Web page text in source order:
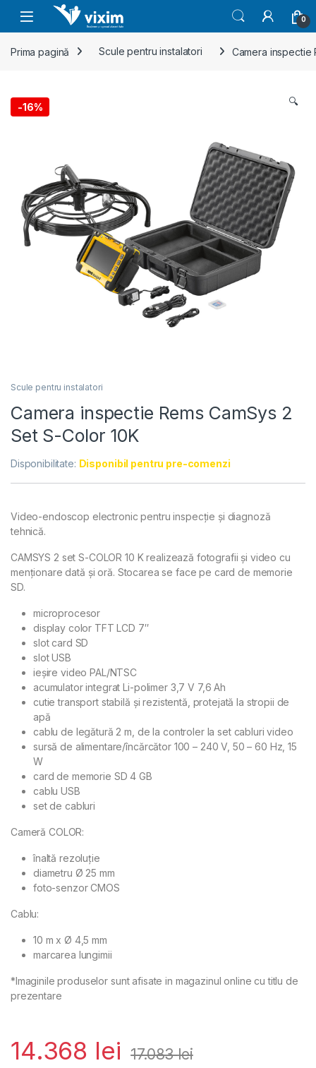
Skip to navigation
Skip to content
0
Prima pagină Scule pentru instalatori Camera inspectie
-16% 🔍
Scule pentru instalatori
Camera inspectie Rems CamSys 2
Set S-Color 10K
Disponibilitate: Disponibil pentru pre-comenzi
Video-endoscop electronic pentru inspecție și diagnoză
tehnică.
CAMSYS 2 set S-COLOR 10 K realizează fotografii și video cu
menționare dată și oră. Stocarea se face pe card de memorie
SD.
microprocesor
display color TFT LCD 7″
slot card SD
slot USB
ieșire video PAL/NTSC
acumulator integrat Li-polimer 3,7 V 7,6 Ah
cutie transport stabilă și rezistentă, protejată la stropii de
apă
cablu de legătură 2 m, de la controler la set cabluri video
sursă de alimentare/încărcător 100 – 240 V, 50 – 60 Hz, 15
W
card de memorie SD 4 GB
cablu USB
set de cabluri
Cameră COLOR:
înaltă rezoluție
diametru Ø 25 mm
foto-senzor CMOS
Cablu:
10 m x Ø 4,5 mm
marcarea lungimii
*Imaginile produselor sunt afisate in magazinul online cu titlu de
prezentare
14.368 lei 17.083lei